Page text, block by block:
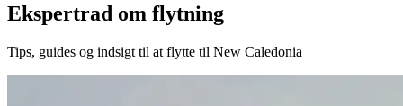
Ekspertrad om flytning
Tips, guides og indsigt til at flytte til New Caledonia